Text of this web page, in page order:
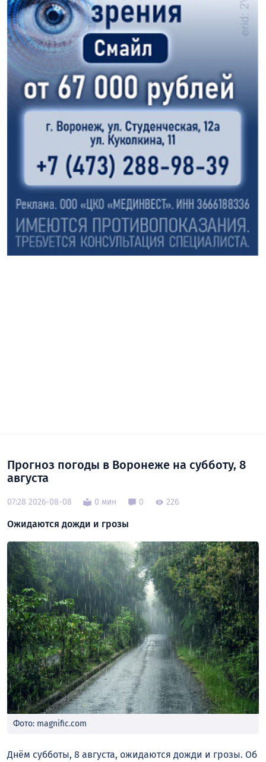
Прогноз погоды в Воронеже на субботу, 8
августа
07:28 2026-08-08 0 мин 0 226
Ожидаются дожди и грозы
Фото: magnific.com
Днём субботы, 8 августа, ожидаются дожди и грозы. Об